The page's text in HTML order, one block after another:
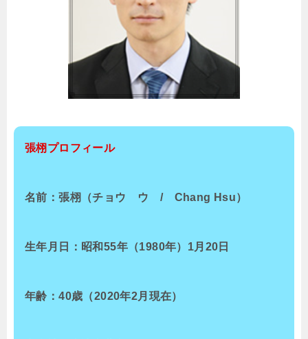
張栩プロフィール
名前：張栩（チョウ ウ / Chang Hsu）
生年月日：昭和55年（1980年）1月20日
年齢：40歳（2020年2月現在）